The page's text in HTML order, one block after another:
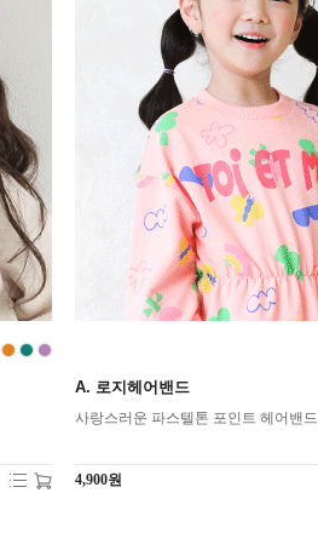
A. 로지헤어밴드
사랑스러운 파스텔톤 포인트 헤어밴드
4,900원